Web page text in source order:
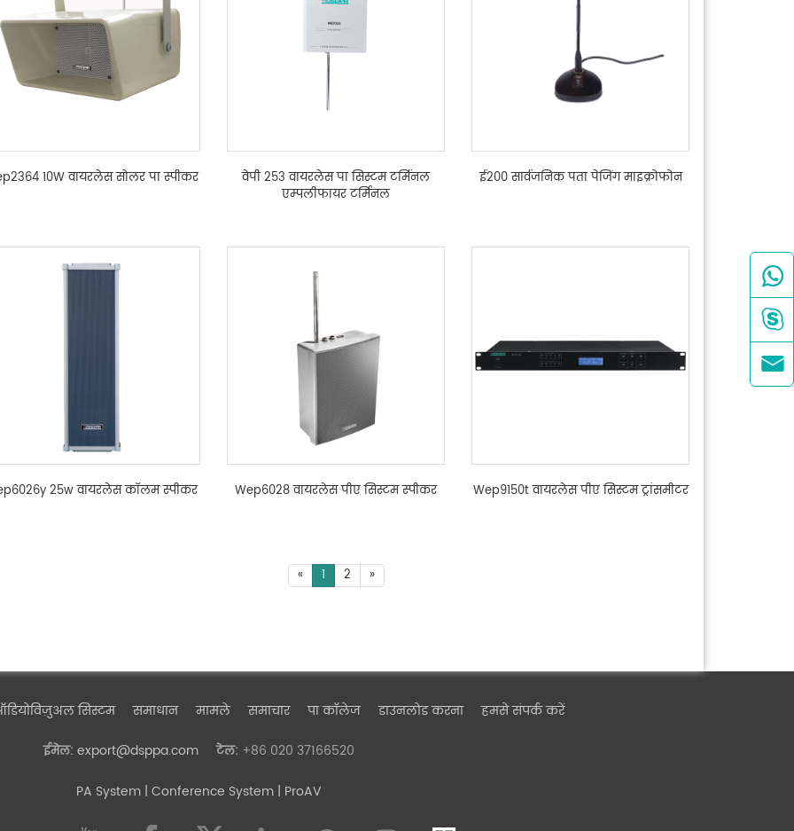
10W वायरलेस सोलर पा स्पीकर
वेपी 253 वायरलेस पा सिस्टम टर्मिनल
एम्पलीफायर टर्मिनल
ई200 सार्वजनिक पता पेजिंग माइक्रोफोन
25w वायरलेस कॉलम स्पीकर Wep6028 वायरलेस पीए सिस्टम स्पीकर Wep9150t वायरलेस पीए सिस्टम ट्रांसमीटर
« 1 2 »
सिस्टम समाधान मामले समाचार पा कॉलेज डाउनलोड करना हमसे संपर्क करें
ईमेल: export@dsppa.com टेल: +86 020 37166520
PA System| Conference System | ProAV


